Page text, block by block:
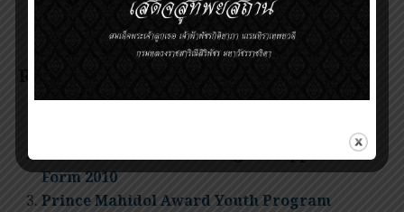
กรุงเทพมหานคร 10700
โทรศัพท์ (662) 419 2833, โทรสาร (662) 411 2678
The result of the Prince Mahidol Award
Youth Program scholarship recipients 2011
Download PMA Youth Program Application
Form 2010
Prince Mahidol Award Youth Program